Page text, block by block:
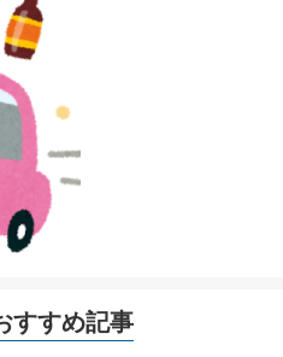
すすめ記事